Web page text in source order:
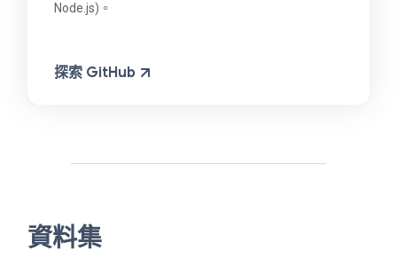
Node.js)。
探索 GitHub
資料集